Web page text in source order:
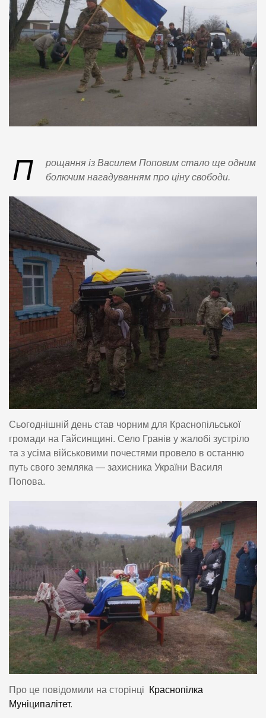
П
рощання із Василем Поповим стало ще одним
болючим нагадуванням про ціну свободи.
Сьогоднішній день став чорним для Краснопільської
громади на Гайсинщині. Село Гранів у жалобі зустріло
та з усіма військовими почестями провело в останню
путь свого земляка — захисника України Василя
Попова.
Про це повідомили на сторінці
Краснопілка
Муніципалітет.